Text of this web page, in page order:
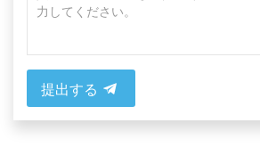
提出する